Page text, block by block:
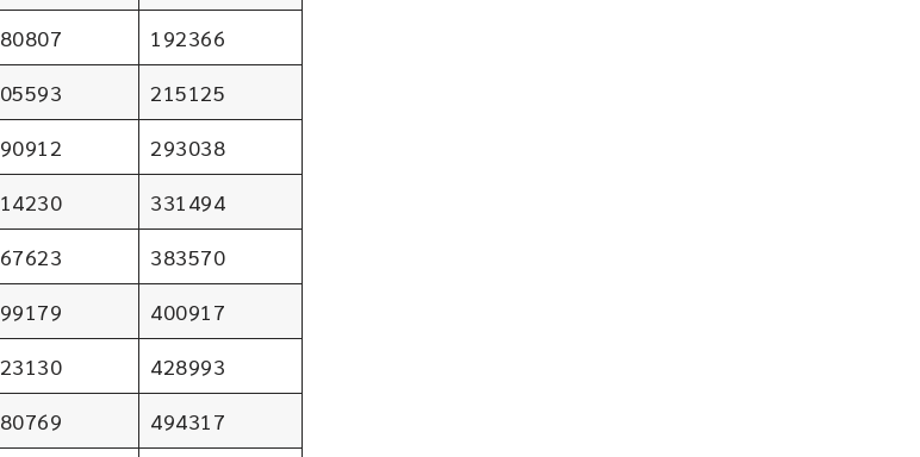
192366
215125
293038
331494
383570
400917
428993
494317